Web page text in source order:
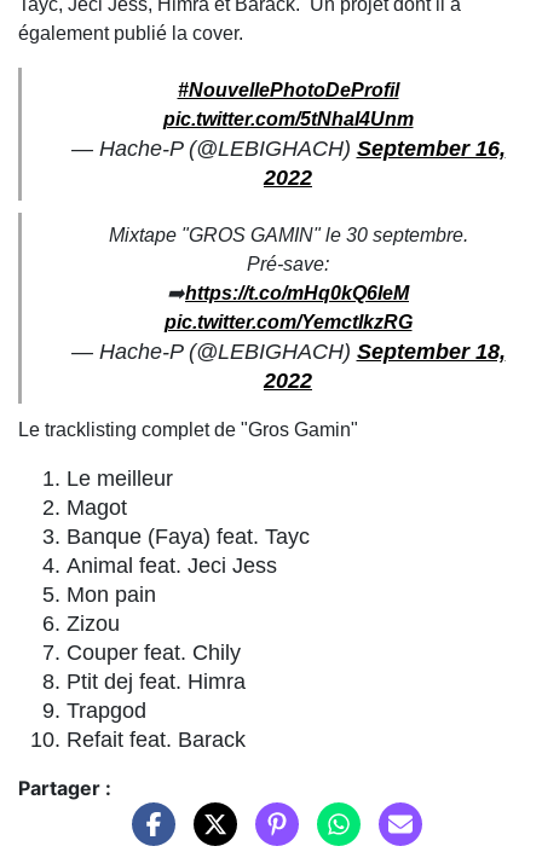
Tayc, Jeci Jess, Himra et Barack. Un projet dont il a
également publié la cover.
#NouvellePhotoDeProfil
pic.twitter.com/5tNhaI4Unm
— Hache-P (@LEBIGHACH) September 16,
2022
Mixtape "GROS GAMIN" le 30 septembre.
Pré-save:
➡️https://t.co/mHq0kQ6IeM
pic.twitter.com/YemctIkzRG
— Hache-P (@LEBIGHACH) September 18,
2022
Le tracklisting complet de "Gros Gamin"
Le meilleur
Magot
Banque (Faya) feat. Tayc
Animal feat. Jeci Jess
Mon pain
Zizou
Couper feat. Chily
Ptit dej feat. Himra
Trapgod
Refait feat. Barack
Partager :